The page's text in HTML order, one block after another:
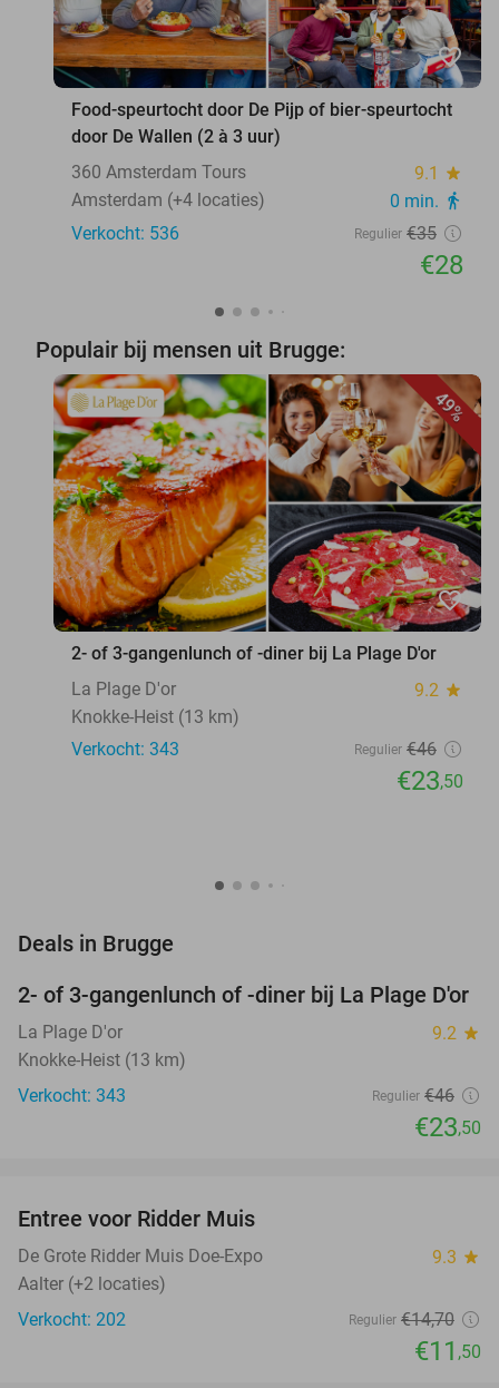
favorite_border
Food-speurtocht door De Pijp of bier-speurtocht
door De Wallen (2 à 3 uur)
360 Amsterdam Tours
9.1 star
Amsterdam (+4 locaties) 0 min. directions_walk
Verkocht: 536 Regulier €35
€28
Populair bij mensen uit Brugge:
49%
favorite_border
2- of 3-gangenlunch of -diner bij La Plage D'or
La Plage D'or
9.2 star
Knokke-Heist (13 km)
Verkocht: 343
Regulier €46
€23,50
Deals in Brugge
49%
2- of 3-gangenlunch of -diner bij La Plage D'or
La Plage D'or 9.2 star
Knokke-Heist (13 km)
Verkocht: 343
Regulier €46
€23,50
TODAY
Entree voor Ridder Muis
De Grote Ridder Muis Doe-Expo 9.3 star
Aalter (+2 locaties)
Verkocht: 202
Regulier €14,70
€11 ,50